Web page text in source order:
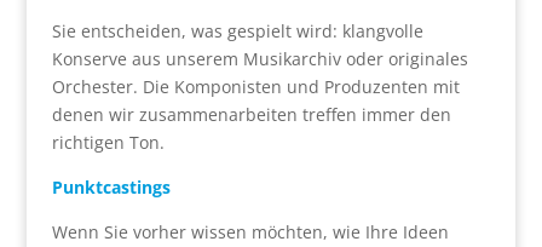
Sie entscheiden, was gespielt wird: klangvolle
Konserve aus unserem Musikarchiv oder originales
Orchester. Die Komponisten und Produzenten mit
denen wir zusammenarbeiten treffen immer den
richtigen Ton.
Punktcastings
Wenn Sie vorher wissen möchten, wie Ihre Ideen